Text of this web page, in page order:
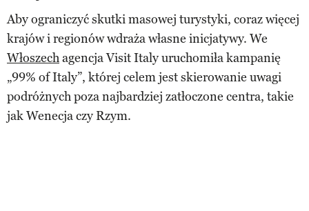
Aby ograniczyć skutki masowej turystyki, coraz więcej
krajów i regionów wdraża własne inicjatywy. We
Włoszechagencja Visit Italy uruchomiła kampanię
„99% of Italy”, której celem jest skierowanie uwagi
podróżnych poza najbardziej zatłoczone centra, takie
jak Wenecja czy Rzym.